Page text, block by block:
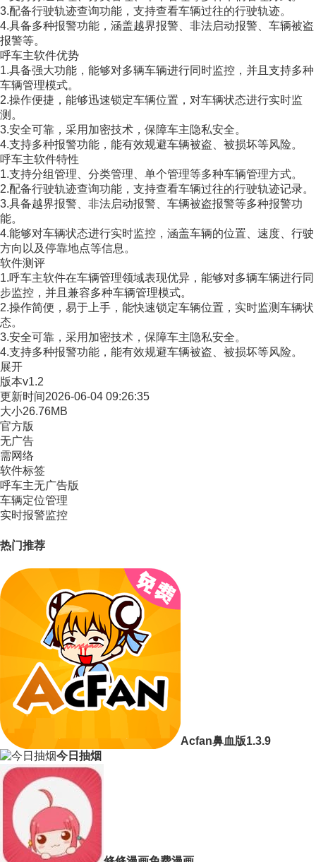
3.配备行驶轨迹查询功能，支持查看车辆过往的行驶轨迹。
4.具备多种报警功能，涵盖越界报警、非法启动报警、车辆被盗
报警等。
呼车主软件优势
1.具备强大功能，能够对多辆车辆进行同时监控，并且支持多种
车辆管理模式。
2.操作便捷，能够迅速锁定车辆位置，对车辆状态进行实时监
测。
3.安全可靠，采用加密技术，保障车主隐私安全。
4.支持多种报警功能，能有效规避车辆被盗、被损坏等风险。
呼车主软件特性
1.支持分组管理、分类管理、单个管理等多种车辆管理方式。
2.配备行驶轨迹查询功能，支持查看车辆过往的行驶轨迹记录。
3.具备越界报警、非法启动报警、车辆被盗报警等多种报警功
能。
4.能够对车辆状态进行实时监控，涵盖车辆的位置、速度、行驶
方向以及停靠地点等信息。
软件测评
1.呼车主软件在车辆管理领域表现优异，能够对多辆车辆进行同
步监控，并且兼容多种车辆管理模式。
2.操作简便，易于上手，能快速锁定车辆位置，实时监测车辆状
态。
3.安全可靠，采用加密技术，保障车主隐私安全。
4.支持多种报警功能，能有效规避车辆被盗、被损坏等风险。
展开
版本v1.2
更新时间2026-06-04 09:26:35
大小26.76MB
官方版
无广告
需网络
软件标签
呼车主无广告版
车辆定位管理
实时报警监控
热门推荐
Acfan鼻血版1.3.9
今日抽烟